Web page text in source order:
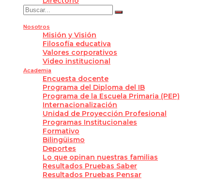
Nosotros
Misión y Visión
Filosofía educativa
Valores corporativos
Video institucional
Academia
Encuesta docente
Programa del Diploma del IB
Programa de la Escuela Primaria (PEP)
Internacionalización
Unidad de Proyección Profesional
Programas Institucionales
Formativo
Bilingüismo
Deportes
Lo que opinan nuestras familias
Resultados Pruebas Saber
Resultados Pruebas Pensar